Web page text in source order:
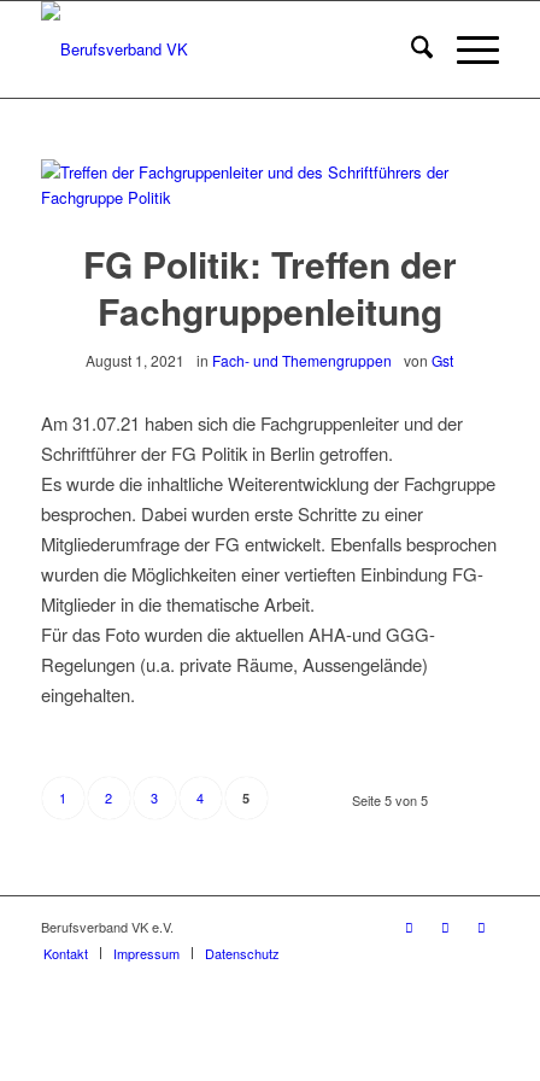
FG Politik: Treffen der
Fachgruppenleitung
August 1, 2021 in Fach- und Themengruppen vonGst
Am 31.07.21 haben sich die Fachgruppenleiter und der
Schriftführer der FG Politik in Berlin getroffen.
Es wurde die inhaltliche Weiterentwicklung der Fachgruppe
besprochen. Dabei wurden erste Schritte zu einer
Mitgliederumfrage der FG entwickelt. Ebenfalls besprochen
wurden die Möglichkeiten einer vertieften Einbindung FG-
Mitglieder in die thematische Arbeit.
Für das Foto wurden die aktuellen AHA-und GGG-
Regelungen (u.a. private Räume, Aussengelände)
eingehalten.
Seite 5 von 5
1 2 3 4 5
Berufsverband VK e.V.
Kontakt
Impressum Datenschutz